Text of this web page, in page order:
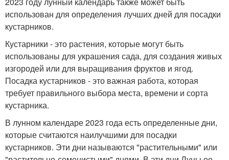
использован для определения лучших дней для посадки
кустарников.
Кустарники - это растения, которые могут быть
использованы для украшения сада, для создания живых
изгородей или для выращивания фруктов и ягод.
Посадка кустарников - это важная работа, которая
требует правильного выбора места, времени и сорта
кустарника.
В лунном календаре 2023 года есть определенные дни,
которые считаются наилучшими для посадки
кустарников. Эти дни называются "растительными" или